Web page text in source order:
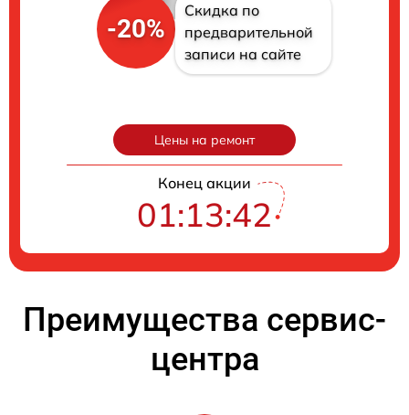
-20%
Скидка по
предварительной
записи на сайте
Цены на ремонт
Конец акции
01:13:40
Преимущества сервис-
центра